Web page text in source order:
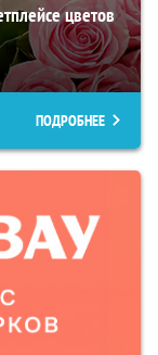
цветов
ПОДРОБНЕЕ